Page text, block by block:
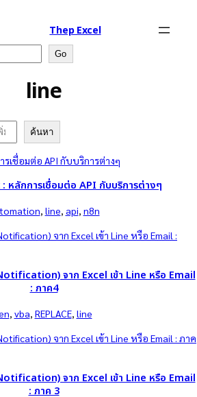
Thep Excel
Go
line
ค้นหา
หลักการเชื่อมต่อ API กับบริการต่างๆ
, line, api, n8n
จาก Excel เข้า Line หรือ Email
: ภาค4
, vba, REPLACE, line
จาก Excel เข้า Line หรือ Email
: ภาค 3